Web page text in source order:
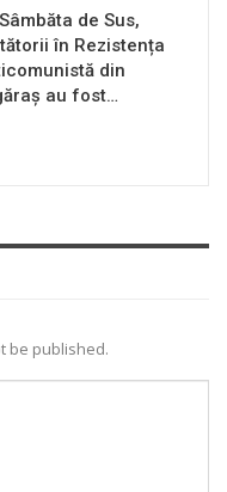
de Sus,
în Rezistența
din
au fost…
be published.